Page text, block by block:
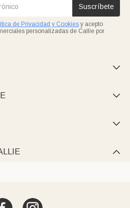
Suscríbete
de Privacidad y Cookies y acepto
personalizadas de Callie por



